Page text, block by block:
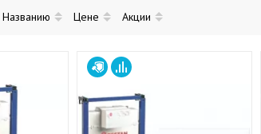
Названию Цене Акции